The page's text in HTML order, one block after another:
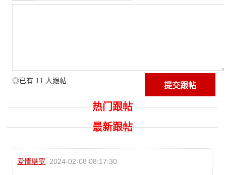
◎已有 11 人跟帖
热门跟帖
最新跟帖
爱情塔罗 2024-02-08 08:17:30